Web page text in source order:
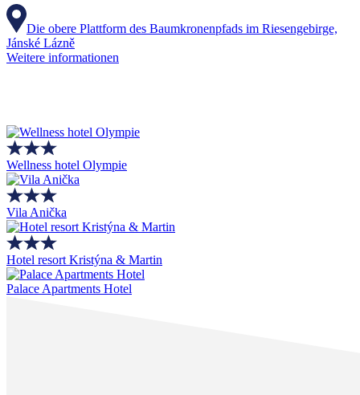
Die obere Plattform des Baumkronenpfads im Riesengebirge,
Jánské Lázně
Weitere informationen
Wellness hotel Olympie
Vila Anička
Hotel resort Kristýna & Martin
Palace Apartments Hotel